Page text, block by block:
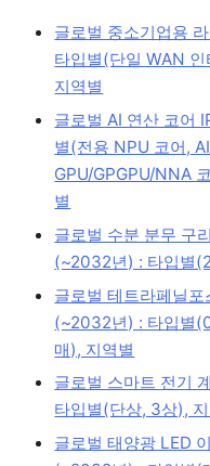
글로벌 중소기업용
타입별(단일 WAN
지역별
글로벌 AI 연산 코어
별(전용 NPU 코어,
GPU/GPGPU/NNA
별
글로벌 수분 분무 구
(~2032년) : 타입별
글로벌 테트라페닐
(~2032년) : 타입별
매), 지역별
글로벌 스마트 전기
타입별(단상, 3상),
글로벌 태양광 LED